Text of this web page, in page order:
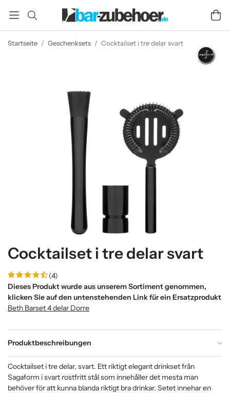
Startseite / Geschenksets / Cocktailset i tre delar svart
Cocktailset i tre delar svart
(4)
Dieses Produkt wurde aus unserem Sortiment genommen,
klicken Sie auf den untenstehenden Link für ein Ersatzprodukt
Beth Barset 4 delar Dorre
Produktbeschreibungen
Cocktailset i tre delar, svart. Ett riktigt elegant drinkset från
Sagaform i svart rostfritt stål som innehåller det mesta man
behöver för att kunna blanda riktigt bra drinkar. Setet innehar en